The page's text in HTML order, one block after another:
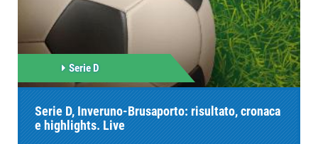
Serie D
Serie D, Inveruno-Brusaporto: risultato, cronaca
e highlights. Live